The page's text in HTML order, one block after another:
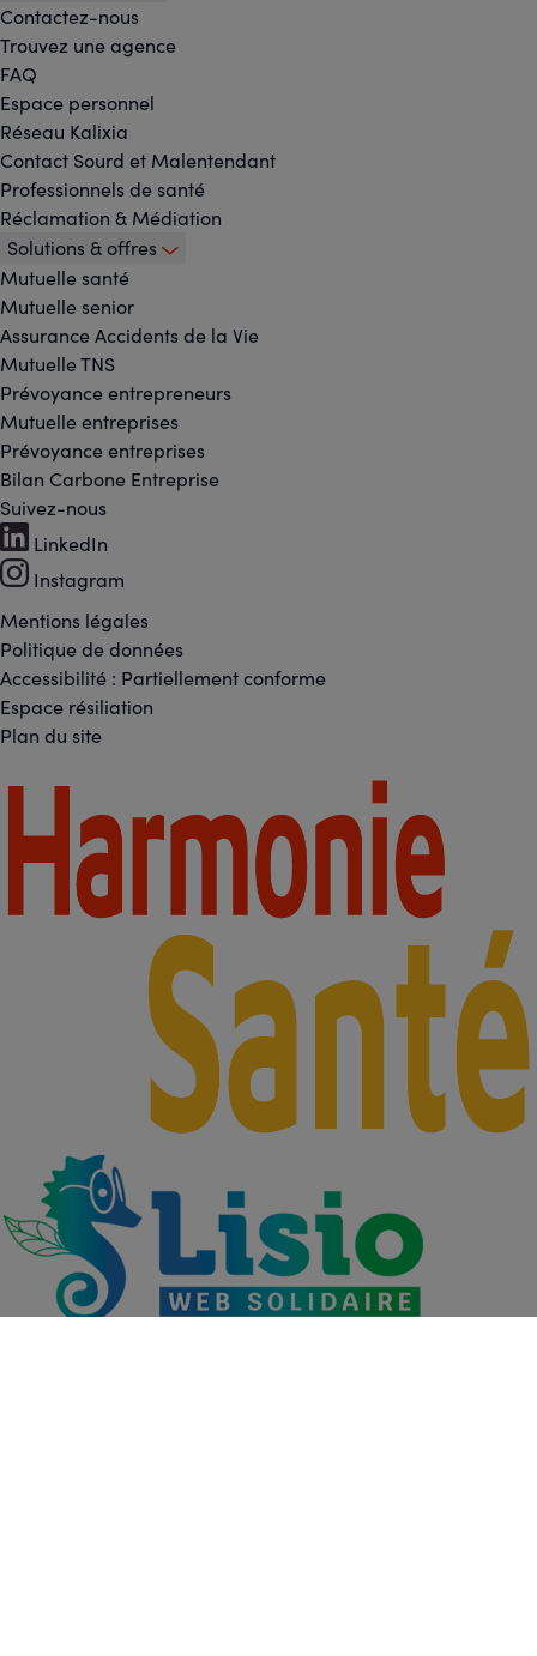
Contactez-nous
Trouvez une agence
FAQ
Espace personnel
Réseau Kalixia
Contact Sourd et Malentendant
Professionnels de santé
Réclamation & Médiation
Solutions & offres
Mutuelle santé
Mutuelle senior
Assurance Accidents de la Vie
Mutuelle TNS
Prévoyance entrepreneurs
Mutuelle entreprises
Prévoyance entreprises
Bilan Carbone Entreprise
Footer
-
Réseaux
sociaux
Suivez-nous
LinkedIn
Instagram
Footer
-
Liens
légaux
Mentions légales
Politique de données
Accessibilité : Partiellement conforme
Espace résiliation
Plan du site
Footer
Partenaires